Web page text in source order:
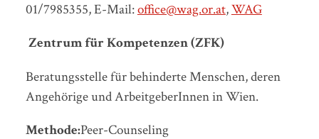
01/7985355, E-Mail:office@wag.or.at,WAG
Zentrum für Kompetenzen (ZFK)
Beratungsstelle für behinderte Menschen, deren
Angehörige und ArbeitgeberInnen in Wien.
Methode:Peer-Counseling